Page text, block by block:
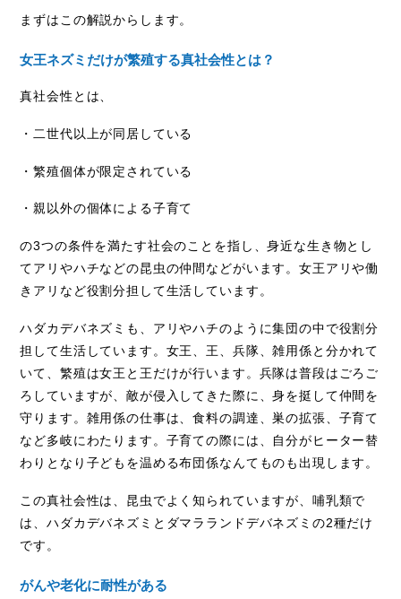
まずはこの解説からします。
女王ネズミだけが繁殖する真社会性とは？
真社会性とは、
・二世代以上が同居している
・繁殖個体が限定されている
・親以外の個体による子育て
の3つの条件を満たす社会のことを指し、身近な生き物とし
てアリやハチなどの昆虫の仲間などがいます。女王アリや働
きアリなど役割分担して生活しています。
ハダカデバネズミも、アリやハチのように集団の中で役割分
担して生活しています。女王、王、兵隊、雑用係と分かれて
いて、繁殖は女王と王だけが行います。兵隊は普段はごろご
ろしていますが、敵が侵入してきた際に、身を挺して仲間を
守ります。雑用係の仕事は、食料の調達、巣の拡張、子育て
など多岐にわたります。子育ての際には、自分がヒーター替
わりとなり子どもを温める布団係なんてものも出現します。
この真社会性は、昆虫でよく知られていますが、哺乳類で
は、ハダカデバネズミとダマラランドデバネズミの2種だけ
です。
がんや老化に耐性がある